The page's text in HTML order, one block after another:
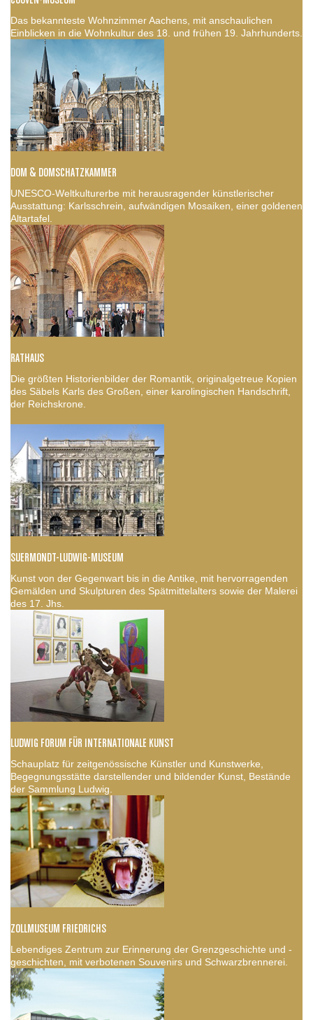
Das bekannteste Wohnzimmer Aachens, mit anschaulichen
Einblicken in die Wohnkultur des 18. und frühen 19. Jahrhunderts.
DOM & DOMSCHATZKAMMER
UNESCO-Weltkulturerbe mit herausragender künstlerischer
Ausstattung: Karlsschrein, aufwändigen Mosaiken, einer goldenen
Altartafel.
RATHAUS
Die größten Historienbilder der Romantik, originalgetreue Kopien
des Säbels Karls des Großen, einer karolingischen Handschrift,
der Reichskrone.
SUERMONDT-LUDWIG-MUSEUM
Kunst von der Gegenwart bis in die Antike, mit hervorragenden
Gemälden und Skulpturen des Spätmittelalters sowie der Malerei
des 17. Jhs.
LUDWIG FORUM FÜR INTERNATIONALE KUNST
Schauplatz für zeitgenössische Künstler und Kunstwerke,
Begegnungsstätte darstellender und bildender Kunst, Bestände
der Sammlung Ludwig.
ZOLLMUSEUM FRIEDRICHS
Lebendiges Zentrum zur Erinnerung der Grenzgeschichte und -
geschichten, mit verbotenen Souvenirs und Schwarzbrennerei.